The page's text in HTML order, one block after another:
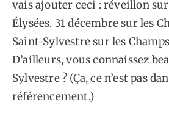
vais ajouter ceci : réveillon
Élysées. 31 décembre sur les
Saint-Sylvestre sur les
D’ailleurs, vous connaissez
Sylvestre ? (Ça, ce n’est pas
référencement.)